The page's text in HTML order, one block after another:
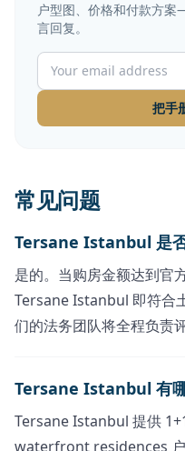
户型图、价格和付款方
言回复。
把手
常见问题
Tersane Istanbul 是
是的。当购房金额达到官
Tersane Istanbul 即符合
们的法务团队将全程负责
Tersane Istanbul 有
Tersane Istanbul 提供
waterfront residences